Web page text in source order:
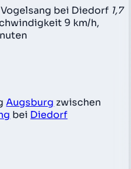
bei Diedorf 1,7
9 km/h,
Augsburg zwischen
bei Diedorf